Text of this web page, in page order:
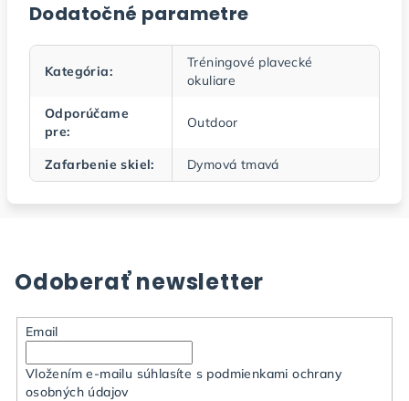
Dodatočné parametre
Kategória:
Tréningové plavecké
okuliare
Odporúčame
pre:
Outdoor
Zafarbenie skiel: Dymová tmavá
Odoberať newsletter
Email
Vložením e-mailu súhlasíte s podmienkami ochrany
osobných údajov